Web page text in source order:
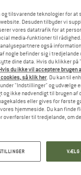
og tilsvarende teknologier for at
Desuden tilbyder vi
vores datatrafik for at
media-funktioner til
også
nogle befinder sig i
dine data. Hvis du klikker
du ikke vil acceptere brugen
så klik her. Du kan til
"Indstillinger" og udvælge
ikke nødvendigt til brugen af
eller gives for første
hjemmeside. Du kan finde
overførsler til tredjelande, om
VÆLG